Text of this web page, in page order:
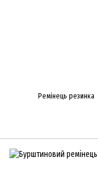
Ремінець резинка